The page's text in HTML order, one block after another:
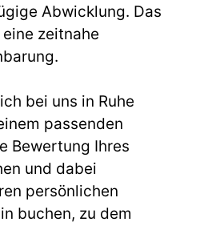
Abwicklung. Das
zeitnahe
bei uns in Ruhe
passenden
Bewertung Ihres
und dabei
persönlichen
buchen, zu dem